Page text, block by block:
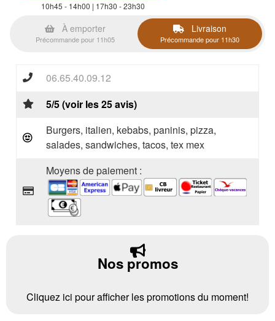
10h45 - 14h00 | 17h30 - 23h30
À emporter
Précommande pour 11h05
Livraison
Précommande pour 11h30
06.65.40.09.12
5/5 (voir les 25 avis)
Burgers, italien, kebabs, paninis, pizza,
salades, sandwiches, tacos, tex mex
Moyens de paiement :
Nos promos
Cliquez ici pour afficher les promotions du moment!